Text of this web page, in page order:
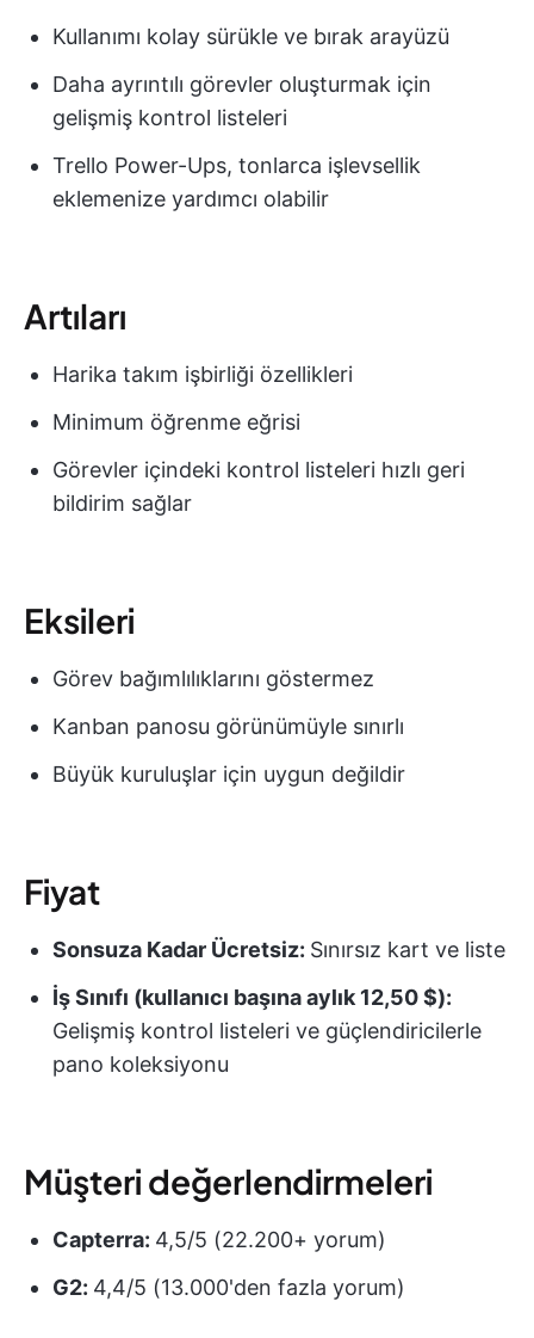
Kullanımı kolay sürükle ve bırak arayüzü
Daha ayrıntılı görevler oluşturmak için
gelişmiş kontrol listeleri
Trello Power-Ups, tonlarca işlevsellik
eklemenize yardımcı olabilir
Artıları
Harika takım işbirliği özellikleri
Minimum öğrenme eğrisi
Görevler içindeki kontrol listeleri hızlı geri
bildirim sağlar
Eksileri
Görev bağımlılıklarını göstermez
Kanban panosu görünümüyle sınırlı
Büyük kuruluşlar için uygun değildir
Fiyat
Sonsuza Kadar Ücretsiz: Sınırsız kart ve liste
İş Sınıfı (kullanıcı başına aylık 12,50 $):
Gelişmiş kontrol listeleri ve güçlendiricilerle
pano koleksiyonu
Müşteri değerlendirmeleri
Capterra: 4,5/5 (22.200+ yorum)
G2: 4,4/5 (13.000'den fazla yorum)